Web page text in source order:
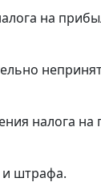
на
налога
и штрафа.